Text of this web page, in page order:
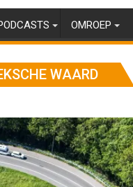
OMROEP
WAARD